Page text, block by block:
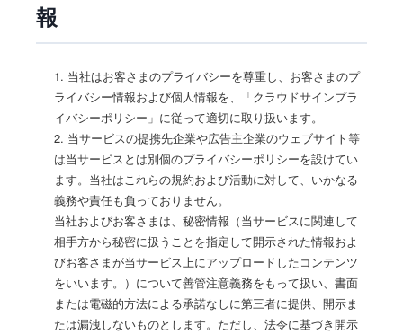
報
1. 当社はお客さまのプライバシーを尊重し、お客さまのプ
ライバシー情報および個人情報を、「クラウドサインプラ
イバシーポリシー」に従って適切に取り扱います。
2. 当サービスの提携先企業や広告主企業のウェブサイト等
は当サービスとは別個のプライバシーポリシーを設けてい
ます。当社はこれらの規約および活動に対して、いかなる
義務や責任も負っておりません。
当社およびお客さまは、秘密情報（当サービスに関連して
相手方から秘密に扱うことを指定して開示された情報およ
びお客さまが当サービス上にアップロードしたコンテンツ
をいいます。）について善管注意義務をもって扱い、書面
または電磁的方法による承諾なしに第三者に提供、開示ま
たは漏洩しないものとします。ただし、法令に基づき開示